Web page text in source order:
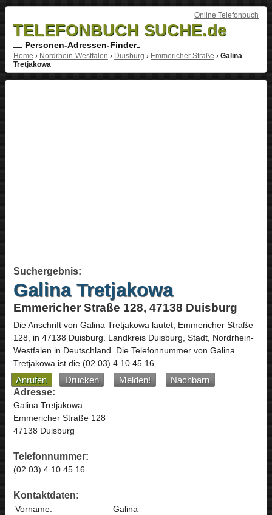
Online Telefonbuch
TELEFONBUCH SUCHE.de
Personen-Adressen-Finder
Home › Nordrhein-Westfalen › Duisburg › Emmericher Straße › Galina
Tretjakowa
Suchergebnis:
Galina Tretjakowa
Emmericher Straße 128, 47138 Duisburg
Die Anschrift von Galina Tretjakowalautet, Emmericher Straße
128, in 47138 Duisburg. Landkreis Duisburg, Stadt, Nordrhein-
Westfalen in Deutschland. Die Telefonnummer von Galina
Tretjakowa ist die (02 03) 4 10 45 16.
Anrufen Drucken Melden!
Nachbarn
Adresse:
Galina Tretjakowa
Emmericher Straße 128
47138 Duisburg
Telefonnummer:
(02 03) 4 10 45 16
Kontaktdaten:
Vorname:
Galina